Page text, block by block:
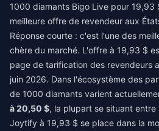
1000 diamants Bigo Live pour 19,93
meilleure offre de revendeur aux
Réponse courte : c'est l'une des
chère du marché. L'offre à 19,93 $
page de tarification des revendeurs
juin 2026. Dans l'écosystème des
de 1000 diamants varient
à 20,50 $, la plupart se situant
Joytify à 19,93 $ se place dans la